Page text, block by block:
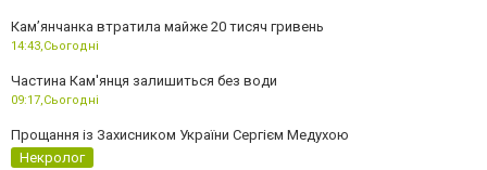
Камʼянчанка втратила майже 20 тисяч гривень
14:43,Сьогодні
Частина Кам'янця залишиться без води
09:17,Сьогодні
Прощання із Захисником України Сергієм Медухою
Некролог